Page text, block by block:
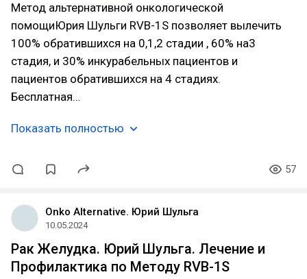
Метод альтернативной онкологической
помощиЮрия Шульги RVB-1S позволяет вылечить
100% обратившихся на 0,1,2 стадии , 60% на3
стадия, и 30% инкурабельных пациентов и
пациентов обратившихся на 4 стадиях.
Бесплатная…
Показать полностью
57
Onko Alternative. Юрий Шульга
10.05.2024
Рак Желудка. Юрий Шульга. Лечение и
Профилактика по Методу RVB-1S